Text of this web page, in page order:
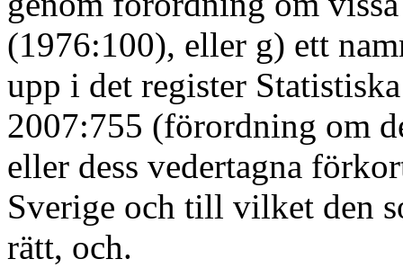
(1976:100), eller g) ett
upp i det register
2007:755 (förordning om
eller dess vedertagna
Sverige och till vilket den
rätt, och.